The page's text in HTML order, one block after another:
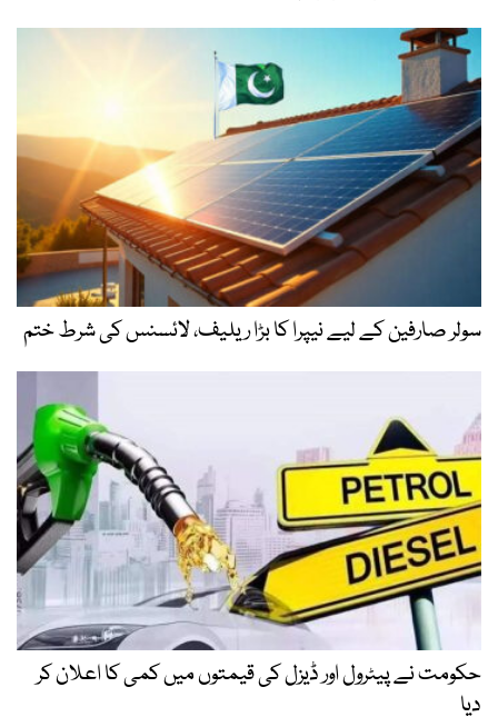
سولر صارفین کے لیے نیپرا کا بڑا ریلیف، لائسنس کی شرط ختم
حکومت نے پیٹرول اور ڈیزل کی قیمتوں میں کمی کا اعلان کر
دیا